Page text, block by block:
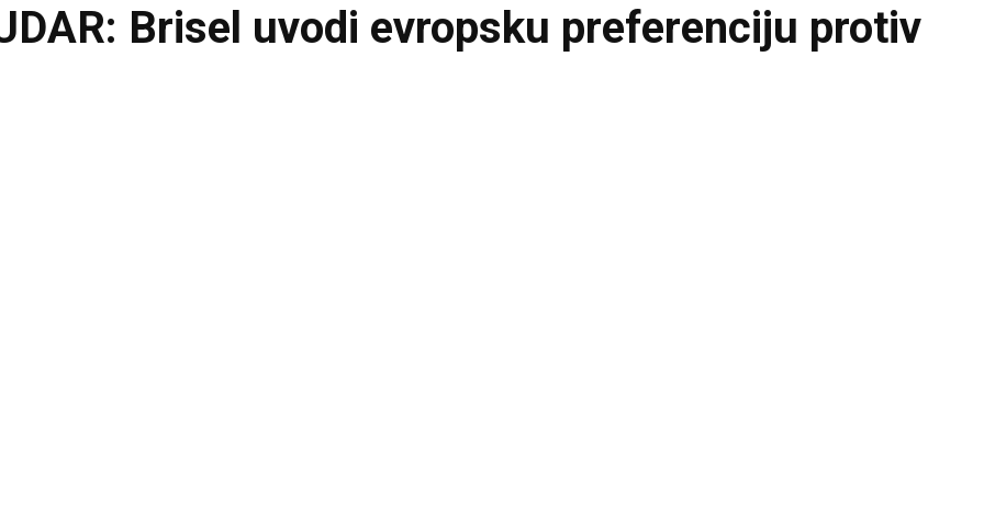
Brisel uvodi evropsku preferenciju protiv